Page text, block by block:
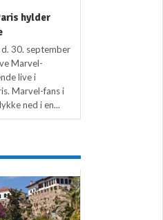
hylder
30. september
Marvel-
live i
Marvel-fans i
ned i en...